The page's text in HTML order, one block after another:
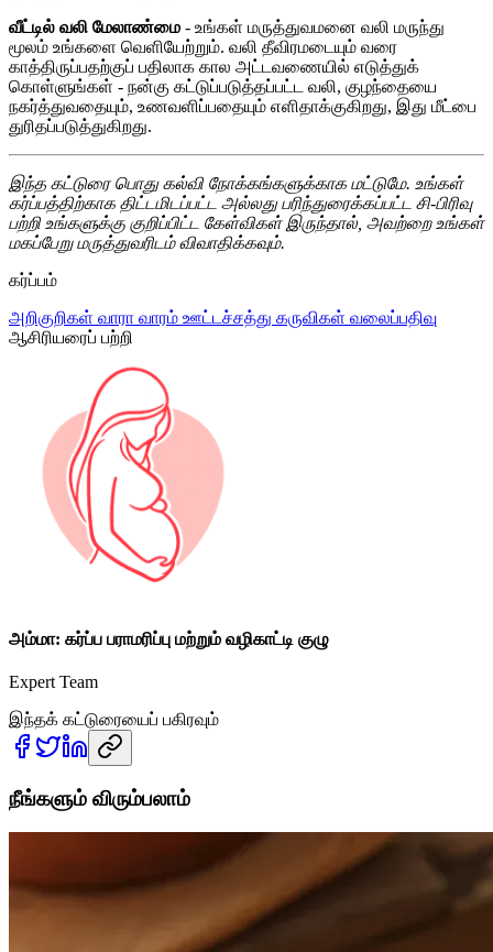
வீட்டில் வலி மேலாண்மை - உங்கள் மருத்துவமனை வலி மருந்து
மூலம் உங்களை வெளியேற்றும். வலி தீவிரமடையும் வரை
காத்திருப்பதற்குப் பதிலாக கால அட்டவணையில் எடுத்துக்
கொள்ளுங்கள் - நன்கு கட்டுப்படுத்தப்பட்ட வலி, குழந்தையை
நகர்த்துவதையும், உணவளிப்பதையும் எளிதாக்குகிறது, இது மீட்பை
துரிதப்படுத்துகிறது.
இந்த கட்டுரை பொது கல்வி நோக்கங்களுக்காக மட்டுமே. உங்கள்
கர்ப்பத்திற்காக திட்டமிடப்பட்ட அல்லது பரிந்துரைக்கப்பட்ட சி-பிரிவு
பற்றி உங்களுக்கு குறிப்பிட்ட கேள்விகள் இருந்தால், அவற்றை உங்கள்
மகப்பேறு மருத்துவரிடம் விவாதிக்கவும்.
கர்ப்பம்
அறிகுறிகள் வாரா வாரம் ஊட்டச்சத்து கருவிகள் வலைப்பதிவு
ஆசிரியரைப் பற்றி
அம்மா: கர்ப்ப பராமரிப்பு மற்றும் வழிகாட்டி குழு
Expert Team
இந்தக் கட்டுரையைப் பகிரவும்
நீங்களும் விரும்பலாம்